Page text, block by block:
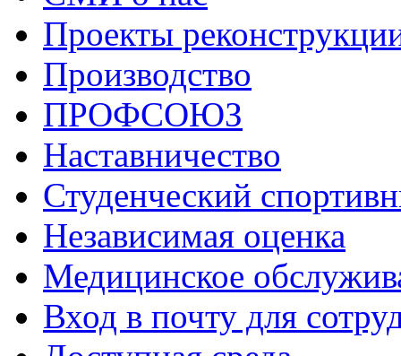
Проекты
Производство
ПРОФСОЮЗ
Наставничество
Студенческий
Независимая оценка
Медицинское
Вход в почту для